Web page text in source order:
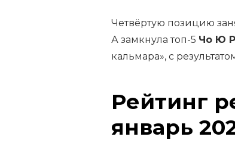
Четвёртую позицию
А замкнула топ-5 Чо Ю
кальмара», с
Рейтинг
январь